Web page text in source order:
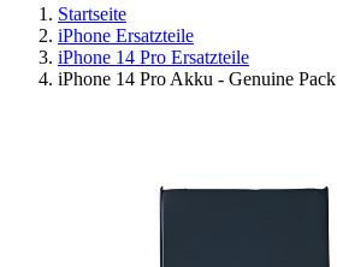
Startseite
iPhone Ersatzteile
iPhone 14 Pro Ersatzteile
iPhone 14 Pro Akku - Genuine Pack